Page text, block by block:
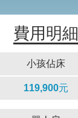
費用明細
小孩佔床
119,900元